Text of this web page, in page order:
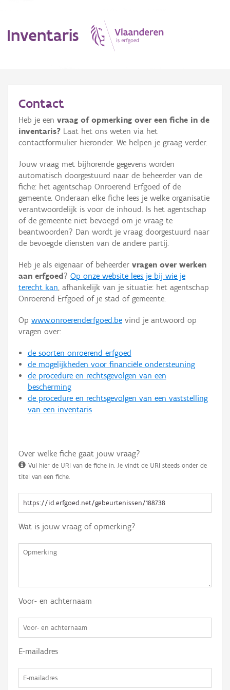
Inventaris
Erfgoedobject
Aanduidingsobject
Waarneming
Thema
Gebeurtenis
Persoon of collectief
Hergebruik
Aanmelden
Contact
Heb je een vraag of opmerking over een fiche in de
inventaris? Laat het ons weten via het
contactformulier hieronder. We helpen je graag verder.
Jouw vraag met bijhorende gegevens worden
automatisch doorgestuurd naar de beheerder van de
fiche: het agentschap Onroerend Erfgoed of de
gemeente. Onderaan elke fiche lees je welke organisatie
verantwoordelijk is voor de inhoud. Is het agentschap
of de gemeente niet bevoegd om je vraag te
beantwoorden? Dan wordt je vraag doorgestuurd naar
de bevoegde diensten van de andere partij.
Heb je als eigenaar of beheerder vragen over werken
aan erfgoed ? Op onze website lees je bij wie je
terecht kan, afhankelijk van je situatie: het agentschap
Onroerend Erfgoed of je stad of gemeente.
Op www.onroerenderfgoed.be vind je antwoord op
vragen over:
de soorten onroerend erfgoed
de mogelijkheden voor financiële ondersteuning
de procedure en rechtsgevolgen van een
bescherming
de procedure en rechtsgevolgen van een vaststelling
van een inventaris
Over welke fiche gaat jouw vraag?
Vul hier de URI van de fiche in. Je vindt de URI steeds onder de
titel van een fiche.
Wat is jouw vraag of opmerking?
Voor- en achternaam
E-mailadres